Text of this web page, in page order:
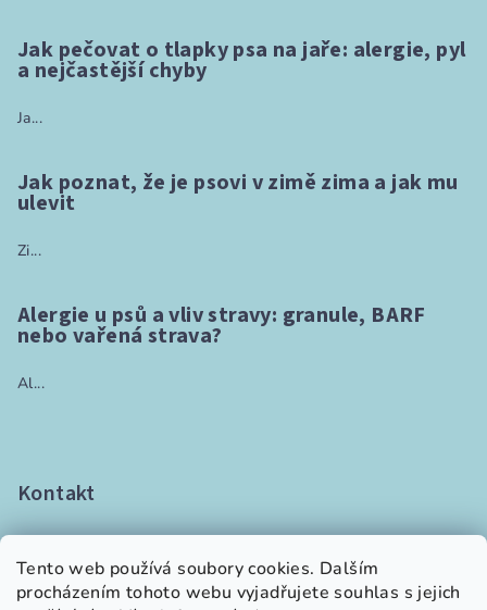
Tento web používá soubory cookies. Dalším
procházením tohoto webu vyjadřujete souhlas s jejich
Jak pečovat o tlapky psa na jaře: alergie, pyl
a nejčastější chyby
Ja...
Jak poznat, že je psovi v zimě zima a jak mu
ulevit
Zi...
Alergie u psů a vliv stravy: granule, BARF
nebo vařená strava?
Al...
Kontakt
+420 736 101 800